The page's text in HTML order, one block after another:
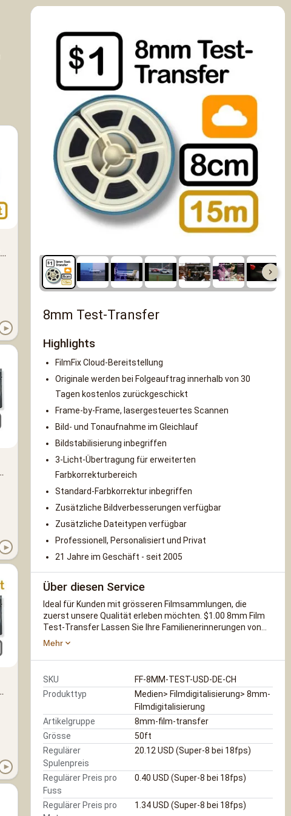
►
►
►
FilmFix
8mm Test-Transfer
Highlights
FilmFix Cloud-Bereitstellung
Originale werden bei Folgeauftrag innerhalb von 30
Tagen kostenlos zurückgeschickt
Frame-by-Frame, lasergesteuertes Scannen
Bild- und Tonaufnahme im Gleichlauf
Bildstabilisierung inbegriffen
3-Licht-Übertragung für erweiterten
Farbkorrekturbereich
Standard-Farbkorrektur inbegriffen
Zusätzliche Bildverbesserungen verfügbar
Zusätzliche Dateitypen verfügbar
Professionell, Personalisiert und Privat
21 Jahre im Geschäft - seit 2005
Über diesen Service
Ideal für Kunden mit grösseren Filmsammlungen, die
zuerst unsere Qualität erleben möchten. $1.00 8mm Film
Test-Transfer Lassen Sie Ihre Familienerinnerungen von
einem professionell ausgebildeten und gebildeten
sehr kleines Unternehmen und leidenschaftlich bei dem,
es tun! Lassen Sie uns Ihnen zeigen, wie sehr.
Mehr
SKU
FF-8MM-TEST-USD-DE-CH
Produkttyp
Medien> Filmdigitalisierung> 8mm-
Filmdigitalisierung
Artikelgruppe
8mm-film-transfer
Grösse
50ft
Regulärer
Spulenpreis
20.12 USD (Super-8 bei 18fps)
Regulärer Preis pro
Fuss
0.40 USD (Super-8 bei 18fps)
Regulärer Preis pro
1.34 USD (Super-8 bei 18fps)